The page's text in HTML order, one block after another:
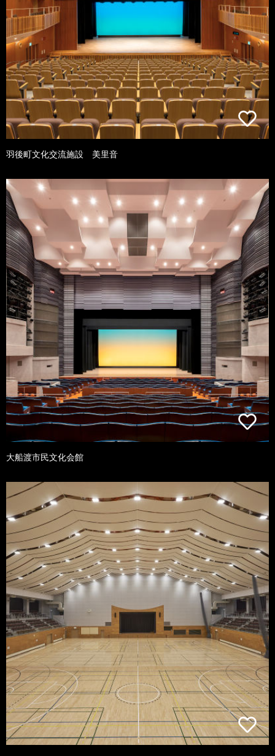
羽後町文化交流施設 美里音
大船渡市民文化会館